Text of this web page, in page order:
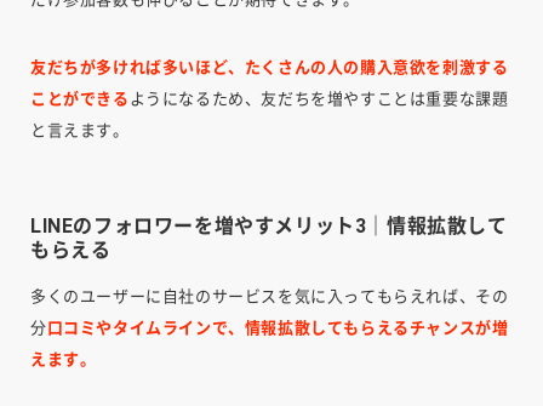
友だちが多ければ多いほど、たくさんの人の購入意欲を刺激する
ことができる ようになるため、友だちを増やすことは重要な課題
と言えます。
LINEのフォロワーを増やすメリット3｜情報拡散して
もらえる
多くのユーザーに自社のサービスを気に入ってもらえれば、その
分口コミやタイムラインで、情報拡散してもらえるチャンスが増
えます。